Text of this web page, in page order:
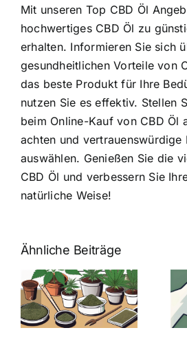
Mit unseren Top CBD Öl
hochwertiges CBD Öl zu
erhalten. Informieren Sie sich
gesundheitlichen Vorteile von
das beste Produkt für Ihre
nutzen Sie es effektiv. Stellen
beim Online-Kauf von CBD Öl
achten und vertrauenswürdige
auswählen. Genießen Sie die
CBD Öl und verbessern Sie
natürliche Weise!
Ähnliche Beiträge
Neue THC-
Grenzwert-
Regelung:
Was Sie über
Cannabis und